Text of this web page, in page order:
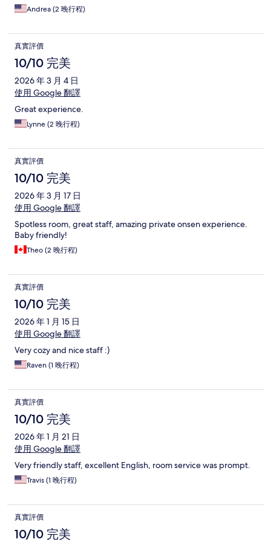
Andrea (2 晚行程)
真實評價
10/10 完美
2026 年 3 月 4 日
使用 Google 翻譯
Great experience.
Lynne (2 晚行程)
真實評價
10/10 完美
2026 年 3 月 17 日
使用 Google 翻譯
Spotless room, great staff, amazing private onsen experience.
Baby friendly!
Theo (2 晚行程)
真實評價
10/10 完美
2026 年 1 月 15 日
使用 Google 翻譯
Very cozy and nice staff :)
Raven (1 晚行程)
真實評價
10/10 完美
2026 年 1 月 21 日
使用 Google 翻譯
Very friendly staff, excellent English, room service was prompt.
Travis (1 晚行程)
真實評價
10/10 完美